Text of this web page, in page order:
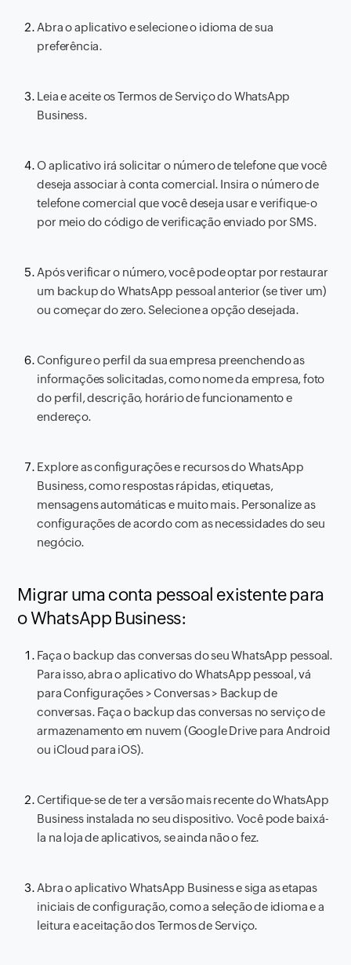
Abra o aplicativo e selecione o idioma de sua
preferência.
Leia e aceite os Termos de Serviço do WhatsApp
Business.
O aplicativo irá solicitar o número de telefone que você
deseja associar à conta comercial. Insira o número de
telefone comercial que você deseja usar e verifique-o
por meio do código de verificação enviado por SMS.
Após verificar o número, você pode optar por restaurar
um backup do WhatsApp pessoal anterior (se tiver um)
ou começar do zero. Selecione a opção desejada.
Configure o perfil da sua empresa preenchendo as
informações solicitadas, como nome da empresa, foto
do perfil, descrição, horário de funcionamento e
endereço.
Explore as configurações e recursos do WhatsApp
Business, como respostas rápidas, etiquetas,
mensagens automáticas e muito mais. Personalize as
configurações de acordo com as necessidades do seu
negócio.
Migrar uma conta pessoal existente para
o WhatsApp Business:
Faça o backup das conversas do seu WhatsApp pessoal.
Para isso, abra o aplicativo do WhatsApp pessoal, vá
para Configurações > Conversas > Backup de
conversas. Faça o backup das conversas no serviço de
armazenamento em nuvem (Google Drive para Android
ou iCloud para iOS).
Certifique-se de ter a versão mais recente do WhatsApp
Business instalada no seu dispositivo. Você pode baixá-
la na loja de aplicativos, se ainda não o fez.
Abra o aplicativo WhatsApp Business e siga as etapas
iniciais de configuração, como a seleção de idioma e a
leitura e aceitação dos Termos de Serviço.